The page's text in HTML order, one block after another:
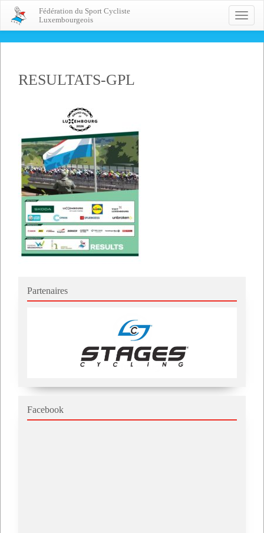
Toggle
Fédération du Sport Cycliste
Luxembourgeois
RESULTATS-GPL
Partenaires
Facebook